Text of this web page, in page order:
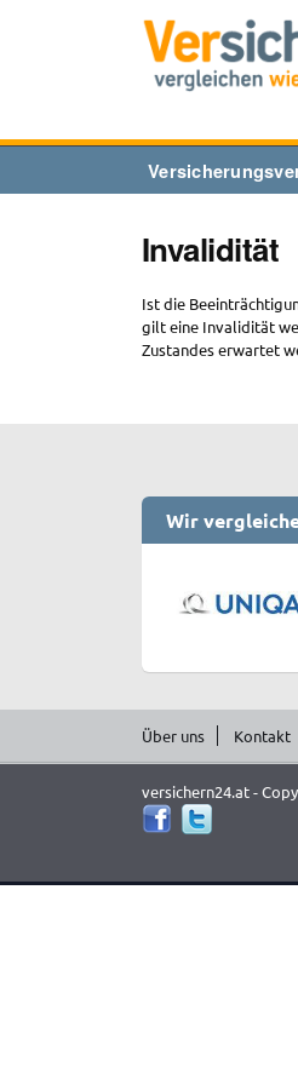
Invalidität
Ist die
gilt eine Invalidität
Zustandes erwartet
Wir
Über uns Kontakt
versichern24.at -